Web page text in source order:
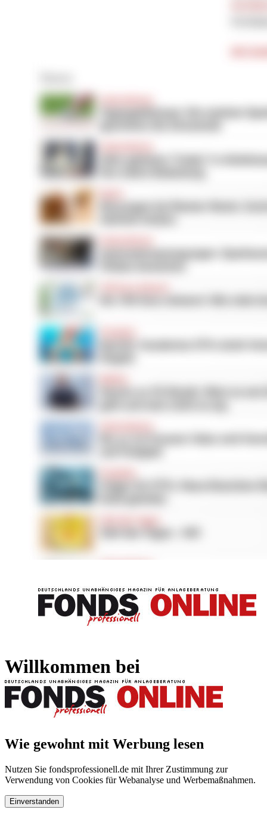
Willkommen bei
Wie gewohnt mit Werbung lesen
Nutzen Sie fondsprofessionell.de mit Ihrer Zustimmung zur
Verwendung von Cookies für Webanalyse und Werbemaßnahmen.
Einverstanden